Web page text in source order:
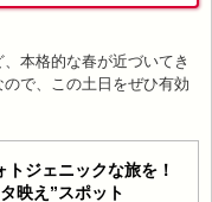
本格的な春が近づいてき
で、この土日をぜひ有効
トジェニックな旅を！
映え”スポット